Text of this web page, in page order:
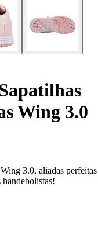
Wing 3.0
3.0, aliadas perfeitas